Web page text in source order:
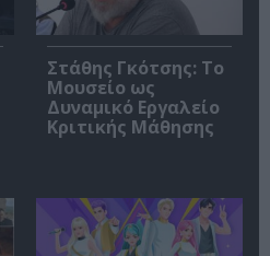
Στάθης Γκότσης: Το
Μουσείο ως
Δυναμικό Εργαλείο
Κριτικής Μάθησης